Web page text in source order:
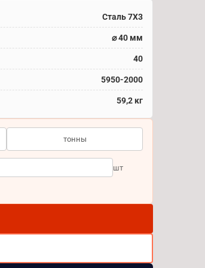
Сталь 7Х3
⌀ 40 мм
40
5950-2000
59,2 кг
тонны
шт